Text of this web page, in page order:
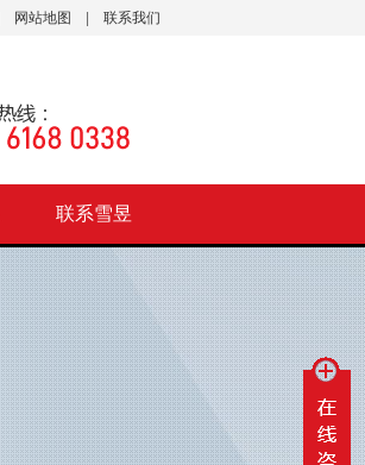
网站地图 联系我们
联系雪昱